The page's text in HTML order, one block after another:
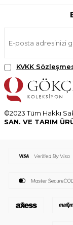
KVKK
©2023 Tüm Hakkı
SAN. VE TARIM